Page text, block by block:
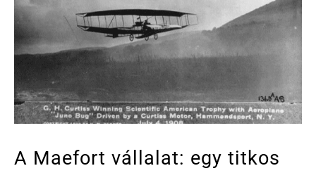
A Maefort vállalat: egy titkos